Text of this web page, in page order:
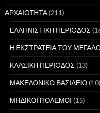
ΑΡΧΑΙΟΤΗΤΑ(211)
ΕΛΛΗΝΙΣΤΙΚΗ ΠΕΡΙΟΔΟΣ
Η ΕΚΣΤΡΑΤΕΙΑ ΤΟΥ
ΚΛΑΣΙΚΗ ΠΕΡΙΟΔΟΣ (13)
ΜΑΚΕΔΟΝΙΚΟ ΒΑΣΙΛΕΙΟ(10)
ΜΗΔΙΚΟΙ ΠΟΛΕΜΟΙ (15)